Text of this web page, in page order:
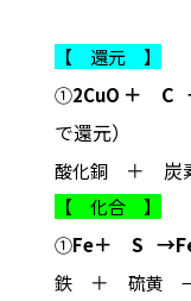
【 還元 】
①2CuO ＋ C
で還元）
酸化銅 ＋ 炭
【 化合 】
①Fe＋ S
鉄 ＋ 硫黄